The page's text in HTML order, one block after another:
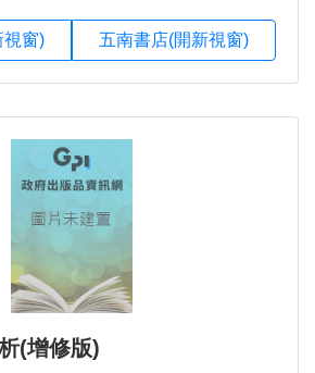
視窗) 五南書店(開新視窗)
(增修版)